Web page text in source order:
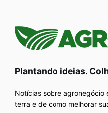
Plantando ideias.
Notícias sobre agronegócio
terra e de como melhorar